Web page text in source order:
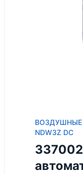
ВОЗДУШНЫЕ
NDW3Z DC